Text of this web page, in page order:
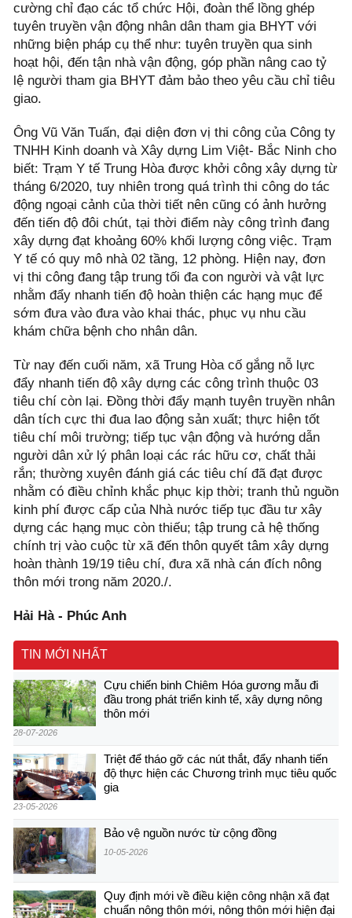
cường chỉ đạo các tổ chức Hội, đoàn thể lồng ghép
tuyên truyền vận động nhân dân tham gia BHYT với
những biện pháp cụ thể như: tuyên truyền qua sinh
hoạt hội, đến tận nhà vận động, góp phần nâng cao tỷ
lệ người tham gia BHYT đảm bảo theo yêu cầu chỉ tiêu
giao.
Ông Vũ Văn Tuấn, đại diện đơn vị thi công của Công ty
TNHH Kinh doanh và Xây dựng Lim Việt- Bắc Ninh cho
biết: Trạm Y tế Trung Hòa được khởi công xây dựng từ
tháng 6/2020, tuy nhiên trong quá trình thi công do tác
động ngoại cảnh của thời tiết nên cũng có ảnh hưởng
đến tiến độ đôi chút, tại thời điểm này công trình đang
xây dựng đạt khoảng 60% khối lượng công việc. Trạm
Y tế có quy mô nhà 02 tầng, 12 phòng. Hiện nay, đơn
vị thi công đang tập trung tối đa con người và vật lực
nhằm đẩy nhanh tiến độ hoàn thiện các hạng mục để
sớm đưa vào đưa vào khai thác, phục vụ nhu cầu
khám chữa bệnh cho nhân dân.
Từ nay đến cuối năm, xã Trung Hòa cố gắng nỗ lực
đẩy nhanh tiến độ xây dựng các công trình thuộc 03
tiêu chí còn lại. Đồng thời đẩy mạnh tuyên truyền nhân
dân tích cực thi đua lao động sản xuất; thực hiện tốt
tiêu chí môi trường; tiếp tục vận động và hướng dẫn
người dân xử lý phân loại các rác hữu cơ, chất thải
rắn; thường xuyên đánh giá các tiêu chí đã đạt được
nhằm có điều chỉnh khắc phục kịp thời; tranh thủ nguồn
kinh phí được cấp của Nhà nước tiếp tục đầu tư xây
dựng các hạng mục còn thiếu; tập trung cả hệ thống
chính trị vào cuộc từ xã đến thôn quyết tâm xây dựng
hoàn thành 19/19 tiêu chí, đưa xã nhà cán đích nông
thôn mới trong năm 2020./.
Hải Hà - Phúc Anh
TIN MỚI NHẤT
Cựu chiến binh Chiêm Hóa gương mẫu đi
đầu trong phát triển kinh tế, xây dựng nông
thôn mới
28-07-2026
Triệt để tháo gỡ các nút thắt, đẩy nhanh tiến
độ thực hiện các Chương trình mục tiêu quốc
gia
23-05-2026
Bảo vệ nguồn nước từ cộng đồng
10-05-2026
Quy định mới về điều kiện công nhận xã đạt
chuẩn nông thôn mới, nông thôn mới hiện đại